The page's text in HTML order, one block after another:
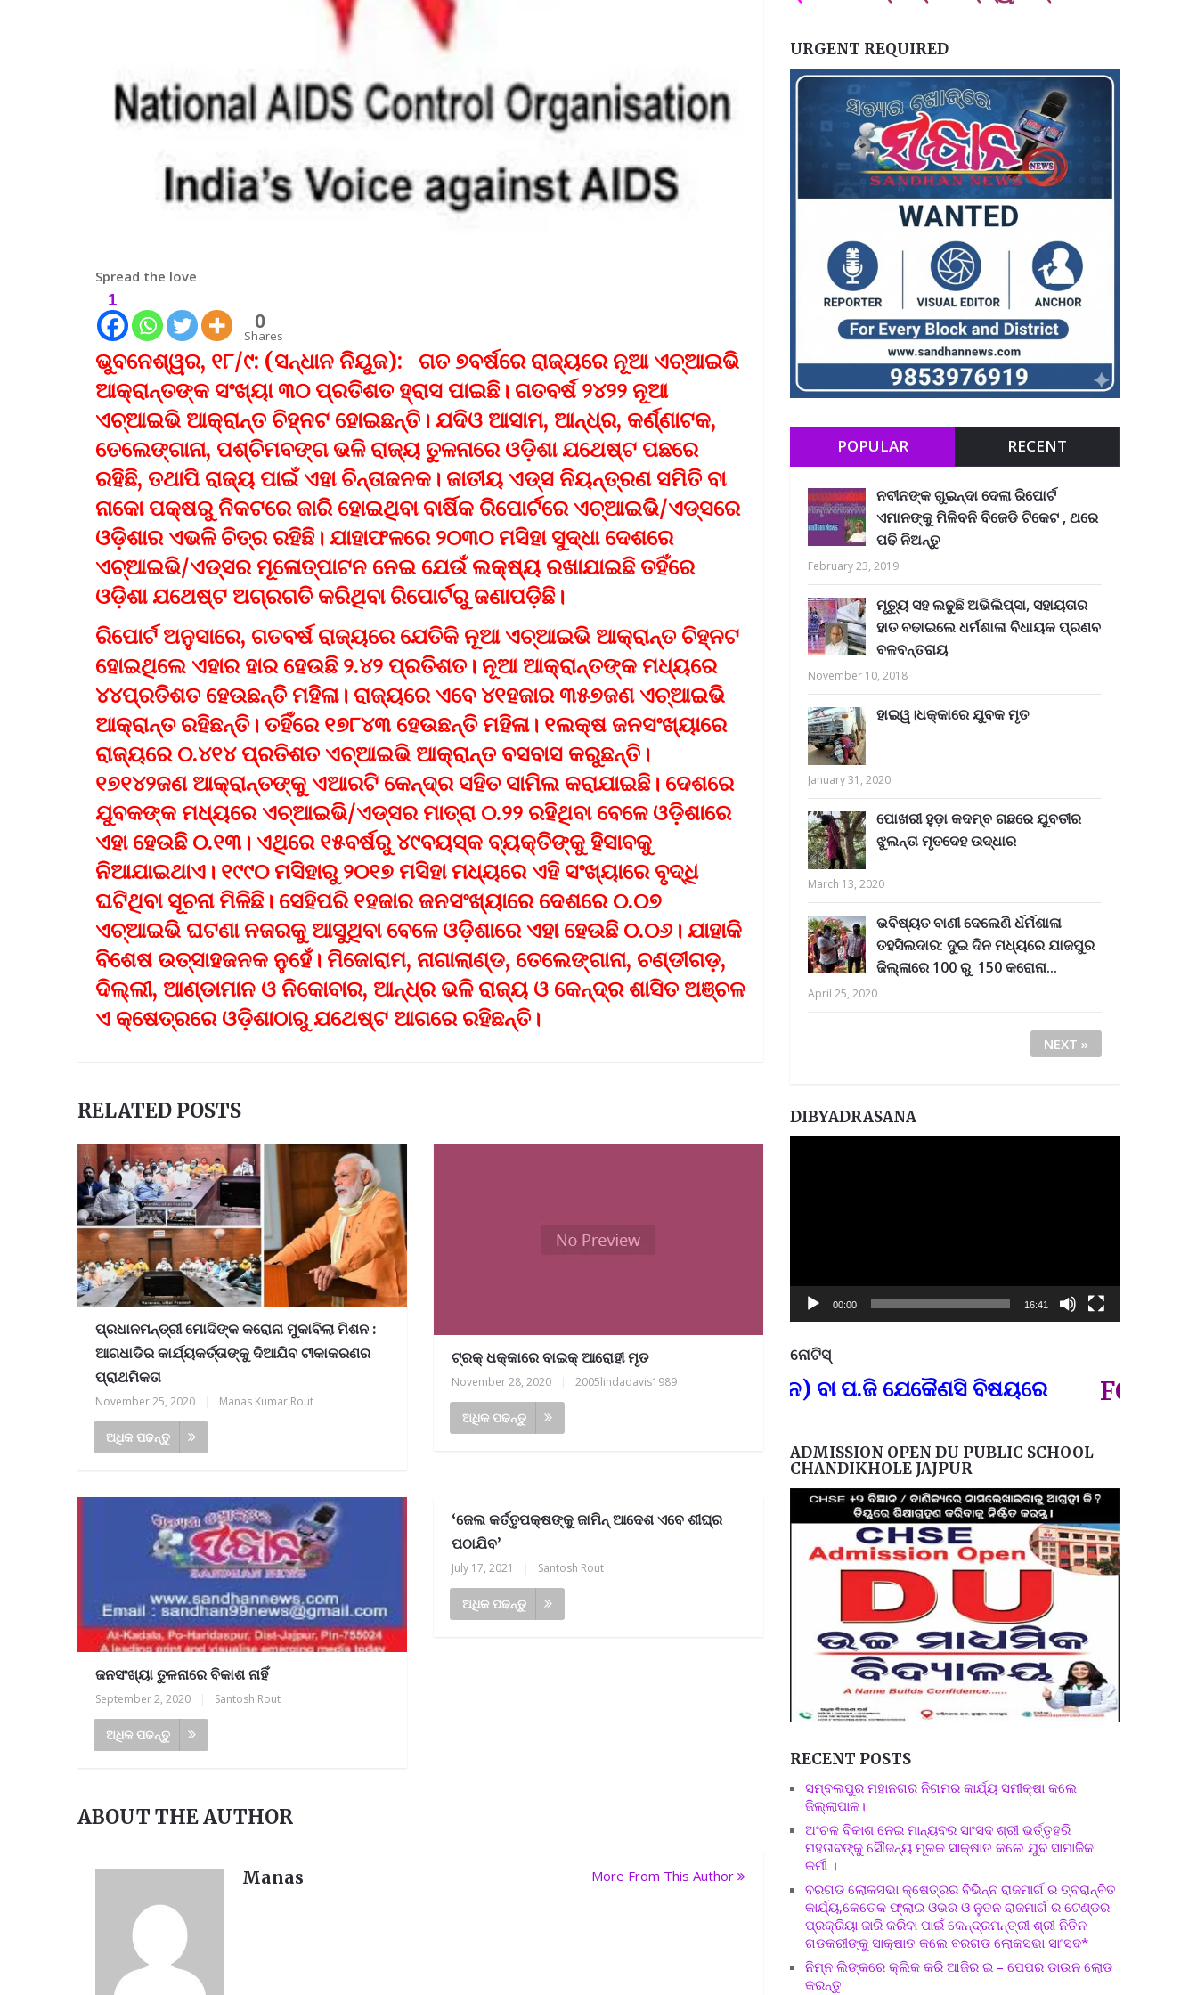
Spread the love
1
0
Shares
ଭୁବନେଶ୍ୱର, ୧୮/୯: (ସନ୍ଧାନ ନିୟୁଜ): ଗତ ୭ବର୍ଷରେ ରାଜ୍ୟରେ ନୂଆ ଏଚ୍‌ଆଇଭି
ଆକ୍ରାନ୍ତଙ୍କ ସଂଖ୍ୟା ୩୦ ପ୍ରତିଶତ ହ୍ରାସ ପାଇଛି। ଗତବର୍ଷ ୨୪୨୨ ନୂଆ
ଏଚ୍‌ଆଇଭି ଆକ୍ରାନ୍ତ ଚିହ୍ନଟ ହୋଇଛନ୍ତି। ଯଦିଓ ଆସାମ, ଆନ୍ଧ୍ର, କର୍ଣ୍ଣାଟକ,
ତେଲେଙ୍ଗାନା, ପଶ୍ଚିମବଙ୍ଗ ଭଳି ରାଜ୍ୟ ତୁଳନାରେ ଓଡ଼ିଶା ଯଥେଷ୍ଟ ପଛରେ
ରହିଛି, ତଥାପି ରାଜ୍ୟ ପାଇଁ ଏହା ଚିନ୍ତାଜନକ। ଜାତୀୟ ଏଡ୍‌ସ ନିୟନ୍ତ୍ରଣ ସମିତି ବା
ନାକୋ ପକ୍ଷରୁ ନିକଟରେ ଜାରି ହୋଇଥିବା ବାର୍ଷିକ ରିପୋର୍ଟରେ ଏଚ୍‌ଆଇଭି/ଏଡ୍‌ସରେ
ଓଡ଼ିଶାର ଏଭଳି ଚିତ୍ର ରହିଛି। ଯାହାଫଳରେ ୨୦୩୦ ମସିହା ସୁଦ୍ଧା ଦେଶରେ
ଏଚ୍‌ଆଇଭି/ଏଡ୍‌ସର ମୂଳୋତ୍ପାଟନ ନେଇ ଯେଉଁ ଲକ୍ଷ୍ୟ ରଖାଯାଇଛି ତହିଁରେ
ଓଡ଼ିଶା ଯଥେଷ୍ଟ ଅଗ୍ରଗତି କରିଥିବା ରିପୋର୍ଟରୁ ଜଣାପଡ଼ିଛି।
ରିପୋର୍ଟ ଅନୁସାରେ, ଗତବର୍ଷ ରାଜ୍ୟରେ ଯେତିକି ନୂଆ ଏଚ୍‌ଆଇଭି ଆକ୍ରାନ୍ତ ଚିହ୍ନଟ
ହୋଇଥିଲେ ଏହାର ହାର ହେଉଛି ୨.୪୨ ପ୍ରତିଶତ। ନୂଆ ଆକ୍ରାନ୍ତଙ୍କ ମଧ୍ୟରେ
୪୪ପ୍ରତିଶତ ହେଉଛନ୍ତି ମହିଳା। ରାଜ୍ୟରେ ଏବେ ୪୧ହଜାର ୩୫୭ଜଣ ଏଚ୍‌ଆଇଭି
ଆକ୍ରାନ୍ତ ରହିଛନ୍ତି। ତହିଁରେ ୧୭୮୪୩ ହେଉଛନ୍ତି ମହିଳା। ୧ଲକ୍ଷ ଜନସଂଖ୍ୟାରେ
ରାଜ୍ୟରେ ୦.୪୧୪ ପ୍ରତିଶତ ଏଚ୍‌ଆଇଭି ଆକ୍ରାନ୍ତ ବସବାସ କରୁଛନ୍ତି।
୧୭୧୪୨ଜଣ ଆକ୍ରାନ୍ତଙ୍କୁ ଏଆରଟି କେନ୍ଦ୍ର ସହିତ ସାମିଲ କରାଯାଇଛି। ଦେଶରେ
ଯୁବକଙ୍କ ମଧ୍ୟରେ ଏଚ୍‌ଆଇଭି/ଏଡ୍‌ସର ମାତ୍ରା ୦.୨୨ ରହିଥିବା ବେଳେ ଓଡ଼ିଶାରେ
ଏହା ହେଉଛି ୦.୧୩। ଏଥିରେ ୧୫ବର୍ଷରୁ ୪୯ବୟସ୍କ ବ୍ୟକ୍ତିଙ୍କୁ ହିସାବକୁ
ନିଆଯାଇଥାଏ। ୧୯୯୦ ମସିହାରୁ ୨୦୧୭ ମସିହା ମଧ୍ୟରେ ଏହି ସଂଖ୍ୟାରେ ବୃଦ୍ଧି
ଘଟିଥିବା ସୂଚନା ମିଳିଛି। ସେହିପରି ୧ହଜାର ଜନସଂଖ୍ୟାରେ ଦେଶରେ ୦.୦୭
ଏଚ୍‌ଆଇଭି ଘଟଣା ନଜରକୁ ଆସୁଥିବା ବେଳେ ଓଡ଼ିଶାରେ ଏହା ହେଉଛି ୦.୦୬। ଯାହାକି
ବିଶେଷ ଉତ୍ସାହଜନକ ନୁହେଁ। ମିଜୋରାମ, ନାଗାଲାଣ୍ଡ, ତେଲେଙ୍ଗାନା, ଚଣ୍ଡୀଗଡ଼,
ଦିଲ୍ଲୀ, ଆଣ୍ଡାମାନ ଓ ନିକୋବାର, ଆନ୍ଧ୍ର ଭଳି ରାଜ୍ୟ ଓ କେନ୍ଦ୍ର ଶାସିତ ଅଞ୍ଚଳ
ଏ କ୍ଷେତ୍ରରେ ଓଡ଼ିଶାଠାରୁ ଯଥେଷ୍ଟ ଆଗରେ ରହିଛନ୍ତି।
RELATED POSTS
ପ୍ରଧାନମନ୍ତ୍ରୀ ମୋଦିଙ୍କ କରୋନା ମୁକାବିଲା ମିଶନ :
ଆଗଧାଡିର କାର୍ଯ୍ୟକର୍ତ୍ତାଙ୍କୁ ଦିଆଯିବ ଟୀକାକରଣର
ପ୍ରାଥମିକତା
November 25, 2020 Manas Kumar Rout
ଅଧିକ ପଢନ୍ତୁ
ଟ୍ରକ୍ ଧକ୍କାରେ ବାଇକ୍ ଆରୋହୀ ମୃତ
November 28, 2020 2005lindadavis1989
ଅଧିକ ପଢନ୍ତୁ
ଜନସଂଖ୍ୟା ତୁଳନାରେ ବିକାଶ ନାହିଁ
September 2, 2020 Santosh Rout
ଅଧିକ ପଢନ୍ତୁ
‘ଜେଲ କର୍ତ୍ତୃପକ୍ଷଙ୍କୁ ଜାମିନ୍ ଆଦେଶ ଏବେ ଶୀଘ୍ର
ପଠାଯିବ’
July 17, 2021 Santosh Rout
ଅଧିକ ପଢନ୍ତୁ
ABOUT THE AUTHOR
Manas More From This Author
URGENT REQUIRED
POPULAR RECENT
ନବୀନଙ୍କ ଗୁଇନ୍ଦା ଦେଲା ରିପୋର୍ଟ
ଏମାନଙ୍କୁ ମିଳିବନି ବିଜେଡି ଟିକେଟ , ଥରେ
ପଢି ନିଅନ୍ତୁ
February 23, 2019
ମୃତ୍ୟୁ ସହ ଲଢୁଛି ଅଭିଲିପ୍ସା, ସହାୟତାର
ହାତ ବଢାଇଲେ ଧର୍ମଶାଳା ବିଧାୟକ ପ୍ରଣବ
ବଳବନ୍ତରାୟ
November 10, 2018
ହାଇୱ।ଧକ୍କାରେ ଯୁବକ ମୃତ
January 31, 2020
ପୋଖରୀ ହୁଡ଼ା କଦମ୍ବ ଗଛରେ ଯୁବତୀର
ଝୁଲନ୍ତା ମୃତଦେହ ଉଦ୍ଧାର
March 13, 2020
ଭବିଷ୍ୟତ ବାଣୀ ଦେଲେଣି ର୍ଧର୍ମଶାଳା
ତହସିଲଦାର: ଦୁଇ ଦିନ ମଧ୍ୟରେ ଯାଜପୁର
ଜିଲ୍ଲାରେ 100 ରୁ 150 କରୋନା...
April 25, 2020
NEXT »
DIBYADRASANA
00:00 16:41
ନୋଟିସ୍
ପ୍ରତିନିଧି ଆବଶ୍ୟକ, ଯୋଗାଯୋଗ-୯୪୩୭୮୧୯୩୭୫, ଶିକ୍ଷାଗତ ଯୋଗ୍ୟତା: +୩ (ସମ୍ମାନ) ବା ପ.ଜି ଯେକୈଣସି ବିଷୟରେ FOR GOVT
ADMISSION OPEN DU PUBLIC SCHOOL
CHANDIKHOLE JAJPUR
RECENT POSTS
ସମ୍ବଲପୁର ମହାନଗର ନିଗମର କାର୍ଯ୍ୟ ସମୀକ୍ଷା କଲେ
ଜିଲ୍ଲାପାଳ।
ଅଂଚଳ ବିକାଶ ନେଇ ମାନ୍ୟବର ସାଂସଦ ଶ୍ରୀ ଭର୍ତ୍ତୃହରି
ମହତାବଙ୍କୁ ସୌଜନ୍ୟ ମୂଳକ ସାକ୍ଷାତ କଲେ ଯୁବ ସାମାଜିକ
କର୍ମୀ ।
ବରଗଡ ଲୋକସଭା କ୍ଷେତ୍ରର ବିଭିନ୍ନ ରାଜମାର୍ଗ ର ତ୍ବରାନ୍ବିତ
କାର୍ଯ୍ୟ,କେତେକ ଫ୍ଲାଇ ଓଭର ଓ ନୁତନ ରାଜମାର୍ଗ ର ଟେଣ୍ଡର
ପ୍ରକ୍ରିୟା ଜାରି କରିବା ପାଇଁ କେନ୍ଦ୍ରମନ୍ତ୍ରୀ ଶ୍ରୀ ନିତିନ
ଗଡକରୀଙ୍କୁ ସାକ୍ଷାତ କଲେ ବରଗଡ ଲୋକସଭା ସାଂସଦ*
ନିମ୍ନ ଲିଙ୍କରେ କ୍ଲିକ କରି ଆଜିର ଇ – ପେପର ଡାଉନ ଲୋଡ
କରନ୍ତୁ